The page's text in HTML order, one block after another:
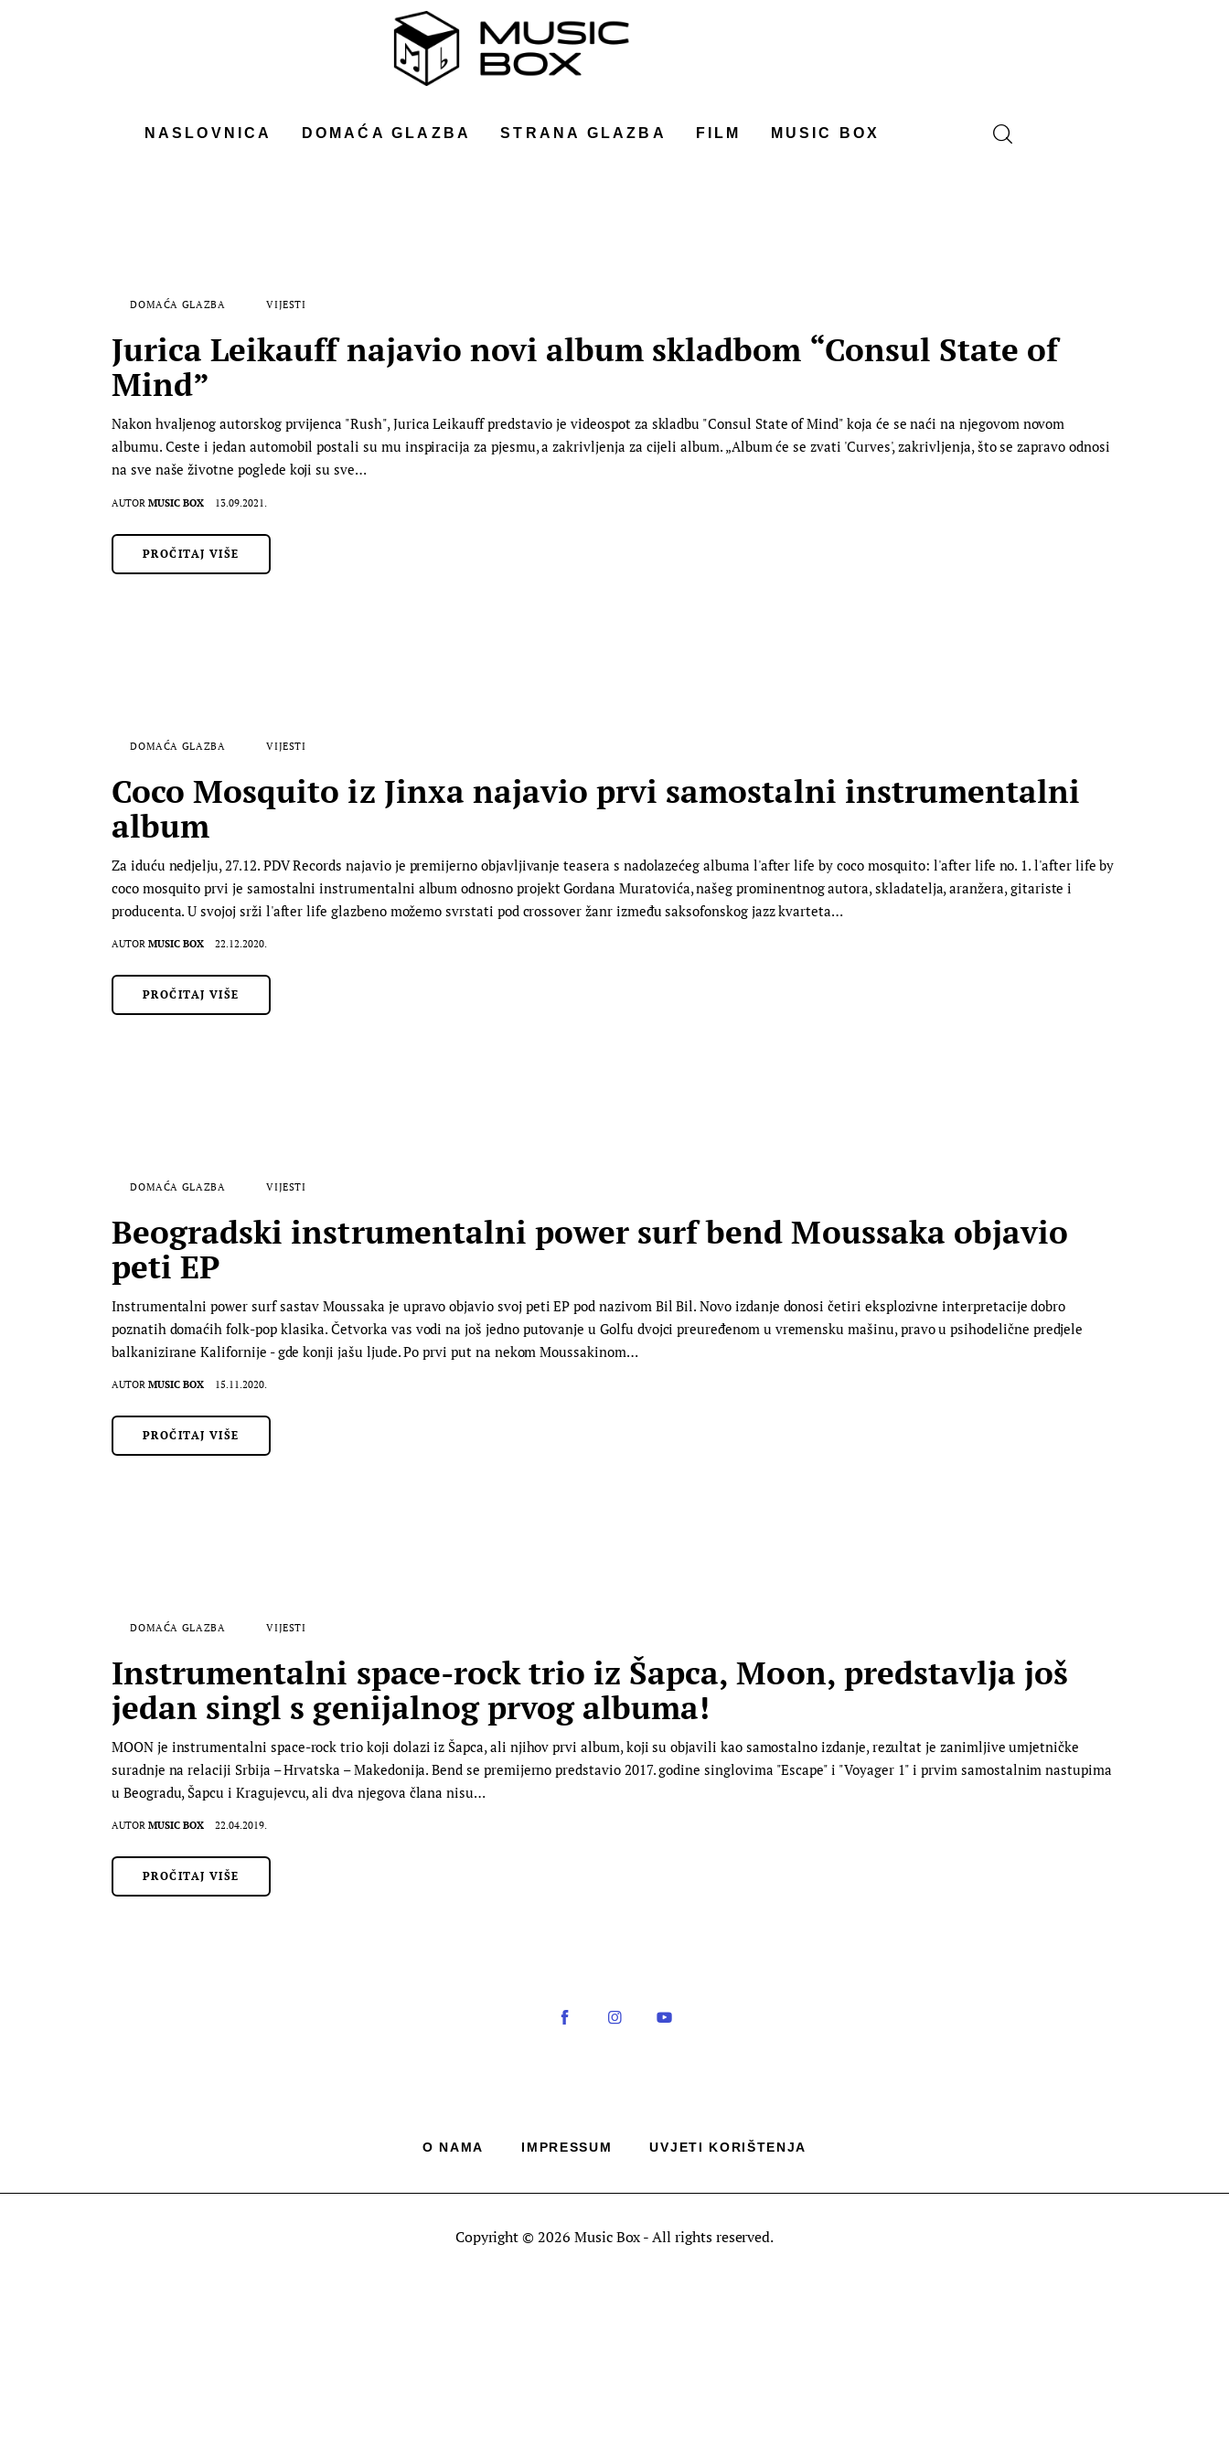
NASLOVNICA DOMAĆA GLAZBA STRANA GLAZBA FILM MUSIC BOX
DOMAĆA GLAZBA VIJESTI
Jurica Leikauff najavio novi album skladbom “Consul State of
Mind”
Nakon hvaljenog autorskog prvijenca "Rush", Jurica Leikauff predstavio je videospot za skladbu "Consul State of Mind" koja će se naći na njegovom novom
albumu. Ceste i jedan automobil postali su mu inspiracija za pjesmu, a zakrivljenja za cijeli album. „Album će se zvati 'Curves', zakrivljenja, što se zapravo odnosi
na sve naše životne poglede koji su sve…
AUTOR MUSIC BOX 13.09.2021.
PROČITAJ VIŠE
DOMAĆA GLAZBA VIJESTI
Coco Mosquito iz Jinxa najavio prvi samostalni instrumentalni
album
Za iduću nedjelju, 27.12. PDV Records najavio je premijerno objavljivanje teasera s nadolazećeg albuma l'after life by coco mosquito: l'after life no. 1. l'after life by
coco mosquito prvi je samostalni instrumentalni album odnosno projekt Gordana Muratovića, našeg prominentnog autora, skladatelja, aranžera, gitariste i
producenta. U svojoj srži l'after life glazbeno možemo svrstati pod crossover žanr između saksofonskog jazz kvarteta…
AUTOR MUSIC BOX 22.12.2020.
PROČITAJ VIŠE
DOMAĆA GLAZBA VIJESTI
Beogradski instrumentalni power surf bend Moussaka objavio
peti EP
Instrumentalni power surf sastav Moussaka je upravo objavio svoj peti EP pod nazivom Bil Bil. Novo izdanje donosi četiri eksplozivne interpretacije dobro
poznatih domaćih folk-pop klasika. Četvorka vas vodi na još jedno putovanje u Golfu dvojci preuređenom u vremensku mašinu, pravo u psihodelične predjele
balkanizirane Kalifornije - gde konji jašu ljude. Po prvi put na nekom Moussakinom…
AUTOR MUSIC BOX 15.11.2020.
PROČITAJ VIŠE
DOMAĆA GLAZBA VIJESTI
Instrumentalni space-rock trio iz Šapca, Moon, predstavlja još
jedan singl s genijalnog prvog albuma!
MOON je instrumentalni space-rock trio koji dolazi iz Šapca, ali njihov prvi album, koji su objavili kao samostalno izdanje, rezultat je zanimljive umjetničke
suradnje na relaciji Srbija – Hrvatska – Makedonija. Bend se premijerno predstavio 2017. godine singlovima "Escape" i "Voyager 1" i prvim samostalnim nastupima
u Beogradu, Šapcu i Kragujevcu, ali dva njegova člana nisu…
AUTOR MUSIC BOX 22.04.2019.
PROČITAJ VIŠE
O NAMA IMPRESSUM UVJETI KORIŠTENJA
Copyright © 2026 Music Box - All rights reserved.